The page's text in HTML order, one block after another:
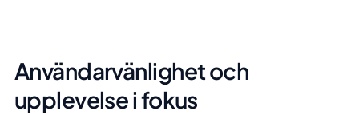
Användarvänlighet och
upplevelse i fokus